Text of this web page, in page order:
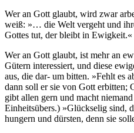
Wer an Gott glaubt, wird zwar
weiß: »… die Welt vergeht und
Gottes tut, der bleibt in Ewigkeit.«
Wer an Gott glaubt, ist mehr an
Gütern interessiert, und diese
aus, die dar- um bitten. »Fehlt es
dann soll er sie von Gott erbitten;
gibt allen gern und macht
Einheitsübers.) »Glückselig sind,
hungern und dürsten, denn sie